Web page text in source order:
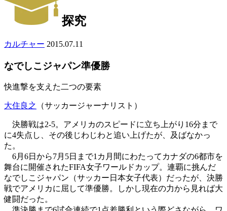
探究
カルチャー 2015.07.11
なでしこジャパン準優勝
快進撃を支えた二つの要素
大住良之 （サッカージャーナリスト）
決勝戦は2-5。アメリカのスピードに立ち上がり16分まで
に4失点し、その後じわじわと追い上げたが、及ばなかっ
た。
6月6日から7月5日まで1カ月間にわたってカナダの6都市を
舞台に開催されたFIFA女子ワールドカップ。連覇に挑んだ
なでしこジャパン（サッカー日本女子代表）だったが、決勝
戦でアメリカに屈して準優勝。しかし現在の力から見れば大
健闘だった。